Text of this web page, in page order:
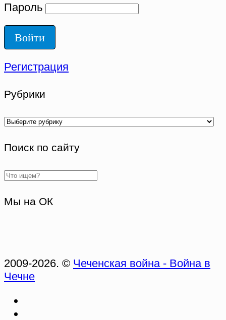
Пароль
Регистрация
Рубрики
Рубрики
Поиск по сайту
Мы на ОК
2009-2026. © Чеченская война - Война в
Чечне